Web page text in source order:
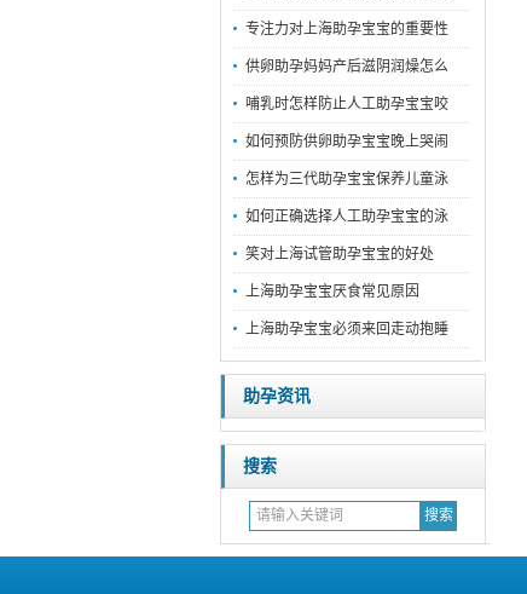
专注力对上海助孕宝宝的重要性
供卵助孕妈妈产后滋阴润燥怎么
哺乳时怎样防止人工助孕宝宝咬
如何预防供卵助孕宝宝晚上哭闹
怎样为三代助孕宝宝保养儿童泳
如何正确选择人工助孕宝宝的泳
笑对上海试管助孕宝宝的好处
上海助孕宝宝厌食常见原因
上海助孕宝宝必须来回走动抱睡
助孕资讯
搜索